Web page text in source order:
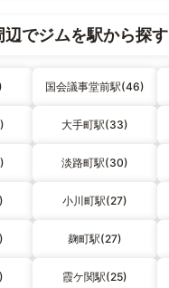
辺でジムを駅から探す
国会議事堂前駅(46)
大手町駅(33)
淡路町駅(30)
小川町駅(27)
麹町駅(27)
霞ケ関駅(25)